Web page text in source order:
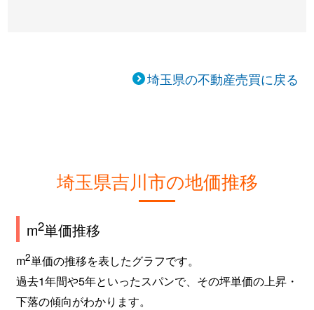
埼玉県の不動産売買に戻る
埼玉県吉川市の地価推移
m2単価推移
m2単価の推移を表したグラフです。
過去1年間や5年といったスパンで、その坪単価の上昇・
下落の傾向がわかります。